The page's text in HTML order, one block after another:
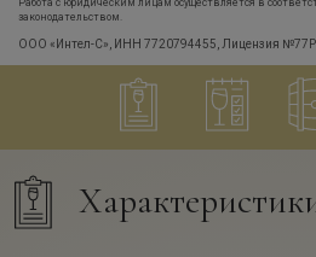
Работа с юридическим лицам осуществляется в
законодательством.
ООО «Интел-С», ИНН 7720794455, Лицензия